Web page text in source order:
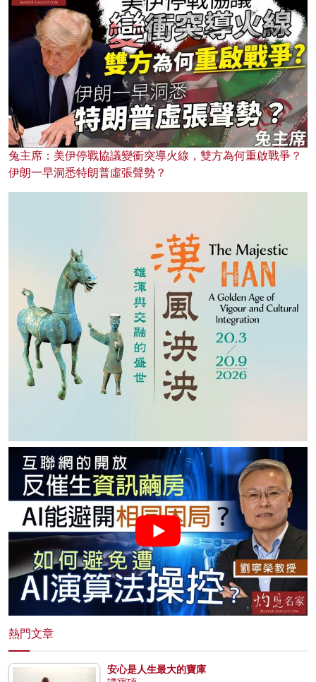
兔主席：美伊停戰協議變衝突導火線，雙方為何重啟戰爭？
伊朗一早洞悉特朗普虛張聲勢？
熱門文章
安心是人生最大的寶庫